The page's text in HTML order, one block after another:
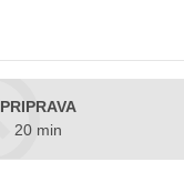
PRIPRAVA
20 min